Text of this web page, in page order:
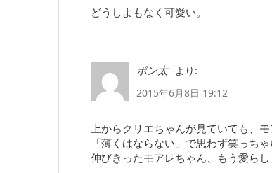
どうしよもなく可愛い。
ポン太
より:
2015年6月8日 19:12
上からクリエちゃんが見ていても、
「薄くはならない」で思わず笑っち
伸びきったモアレちゃん、もう愛ら